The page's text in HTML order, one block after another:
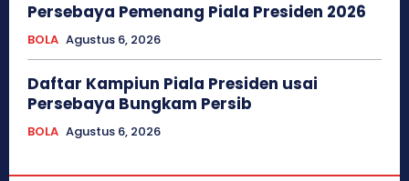
Persebaya Pemenang Piala Presiden 2026
BOLA Agustus 6, 2026
Daftar Kampiun Piala Presiden usai
Persebaya Bungkam Persib
BOLA Agustus 6, 2026